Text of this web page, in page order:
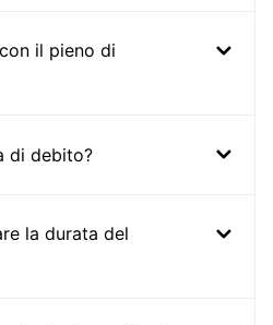
il pieno di
di debito?
la durata del